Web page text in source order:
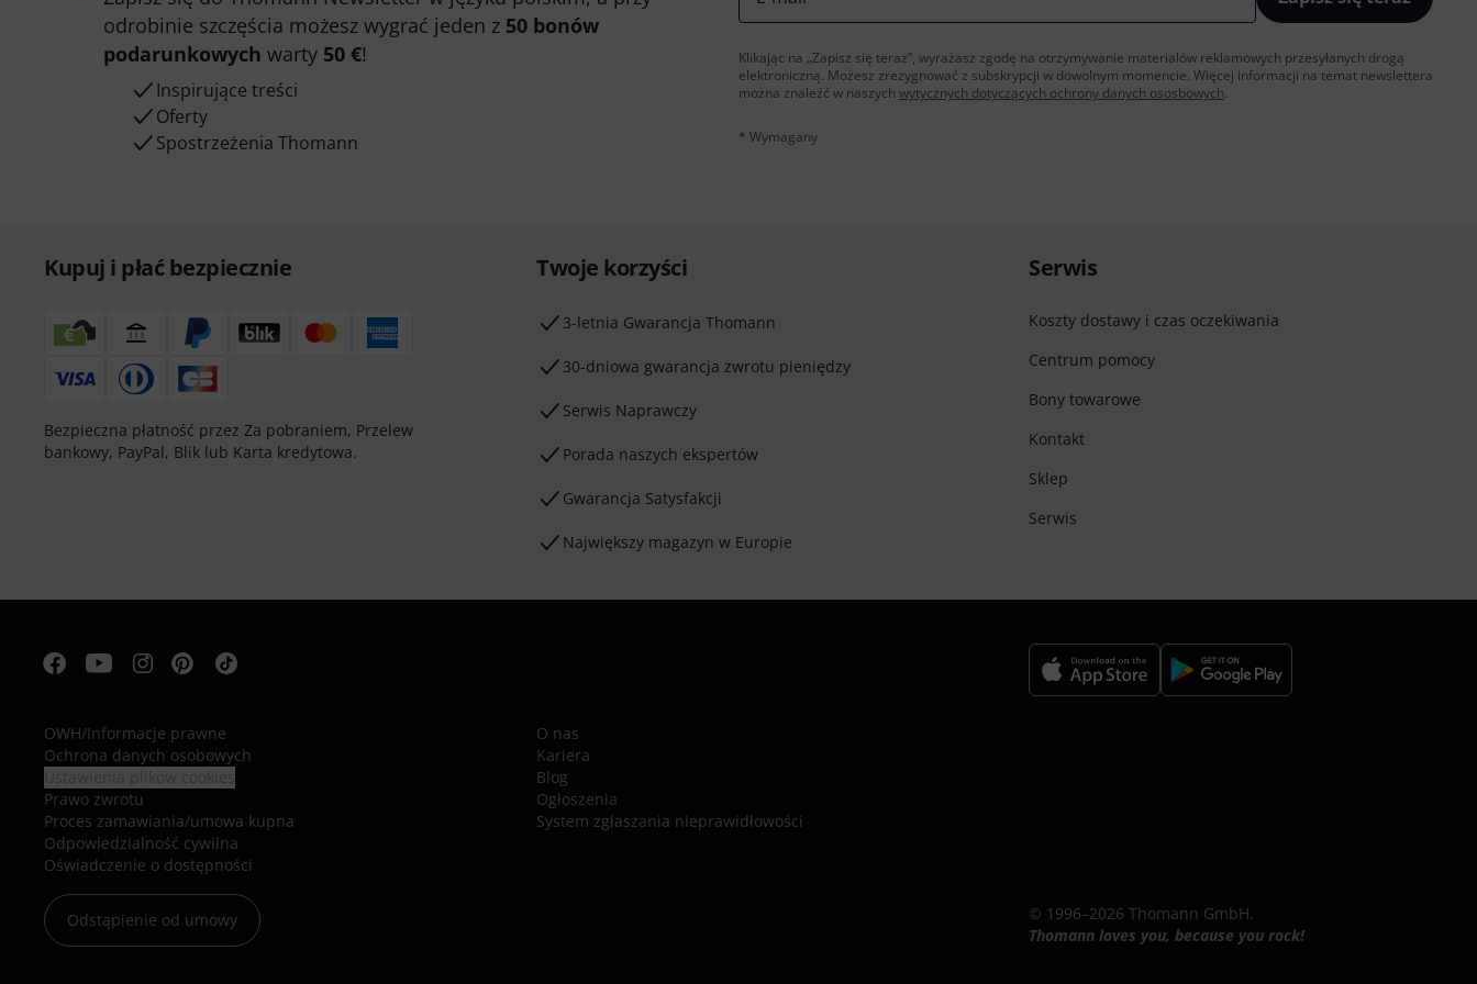
odrobinie szczęścia możesz wygrać jeden z 50 bonów
podarunkowych warty 50 €!
Inspirujące treści
Oferty
Spostrzeżenia Thomann
Klikając na „Zapisz się teraz”, wyrażasz zgodę na otrzymywanie materialów reklamowych przesyłanych drogą
elektroniczną. Możesz zrezygnować z subskrypcji w dowolnym momencie. Więcej informacji na temat newslettera
można znaleźć w naszych wytycznych dotyczących ochrony danych ososbowych.
* Wymagany
Kupuj i płać bezpiecznie
Bezpieczna płatność przez Za pobraniem, Przelew
bankowy, PayPal, Blik lub Karta kredytowa.
Twoje korzyści
3-letnia Gwarancja Thomann
30-dniowa gwarancja zwrotu pieniędzy
Serwis Naprawczy
Porada naszych ekspertów
Gwarancja Satysfakcji
Największy magazyn w Europie
Serwis
Koszty dostawy i czas oczekiwania
Centrum pomocy
Bony towarowe
Kontakt
Sklep
Serwis
OWH/Informacje prawne
Ochrona danych osobowych
Prawo zwrotu
Proces zamawiania/umowa kupna
Odpowiedzialność cywilna
Oświadczenie o dostępności
Odstąpienie od umowy
O nas
Kariera
Blog
Ogłoszenia
System zgłaszania nieprawidłowości
© 1996–2026 Thomann GmbH.
Thomann loves you, because you rock!